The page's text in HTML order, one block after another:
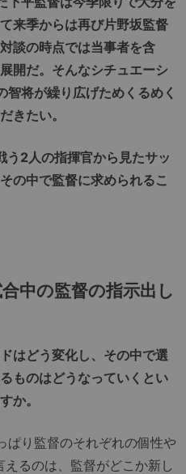
来季からは再び片野坂監督
談の時点では当事者を含
開だ。そんなシチュエーシ
智将が繰り広げためくるめく
きたい。
う2人の指揮官から見たサッ
の中で監督に求められるこ
中の監督の指示出し
はどう変化し、その中で選
ものはどうなっていくとい
か。
ぱり監督のそれぞれの個性や
るのは、監督がどこか新し